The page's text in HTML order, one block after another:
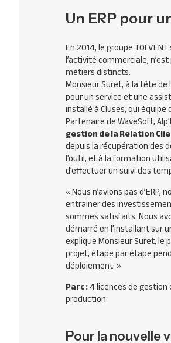
Un ERP pour
En 2014, le groupeTOLVENT
l’activité commerciale,
métiers distincts.
Monsieur Suret, à la tête
pour un service et une
installé à Cluses, qui
Partenaire de WaveSoft,
gestion de la Relation
depuis la récupération des
l’outil, et à la formation
d’effectuer un suivi des
« Nous n’avions pas d’ERP,
entrainer des
sommes satisfaits. Nous
démarré en l’installant sur
explique Monsieur Suret, le
projet, étape par étape
déploiement. »
Parc :4 licences de
production
Pour la nouvelle